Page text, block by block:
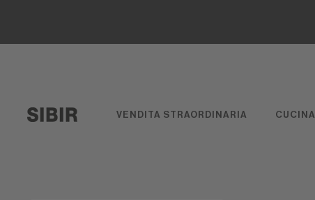
VENDITA STRAORDINARIA CUCINA